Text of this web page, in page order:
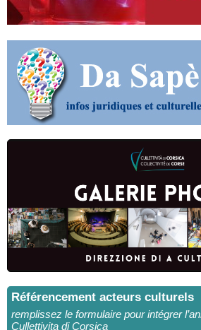
Référencement acteurs culturels
remplissez le formulaire pour intégrer
Cullettivita di Corsica